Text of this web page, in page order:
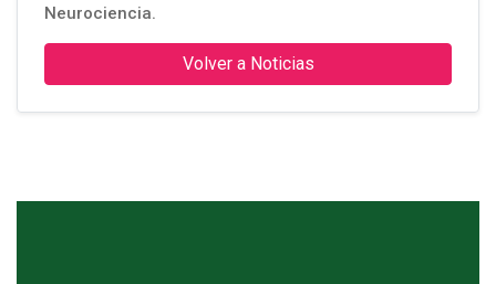
Neurociencia.
Volver a Noticias